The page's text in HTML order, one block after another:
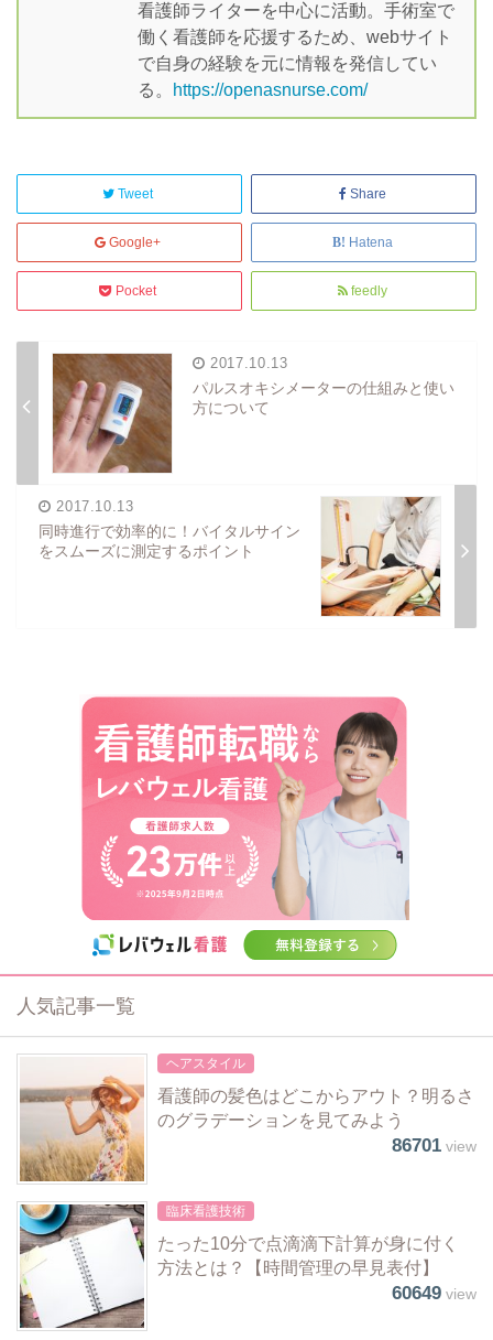
看護師ライターを中心に活動。手術室で
働く看護師を応援するため、webサイト
で自身の経験を元に情報を発信してい
る。
https://openasnurse.com/
Tweet Share
Google+ Hatena
Pocket feedly
2017.10.13
パルスオキシメーターの仕組みと使い
方について
2017.10.13
同時進行で効率的に！バイタルサイン
をスムーズに測定するポイント
人気記事一覧
ヘアスタイル
看護師の髪色はどこからアウト？明るさ
のグラデーションを見てみよう
86701view
臨床看護技術
たった10分で点滴滴下計算が身に付く
方法とは？【時間管理の早見表付】
60649view